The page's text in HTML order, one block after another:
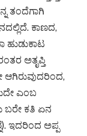
ತಂದೆಗಾಗಿ
ಕಾಣದ,
ಹುಡುಕಾಟ
ಅತೃಪ್ತಿ
ಎಂಬ
ಬರೇ ಕತಿ ಏನ
ಇದರಿಂದ ಅಪ್ಪ